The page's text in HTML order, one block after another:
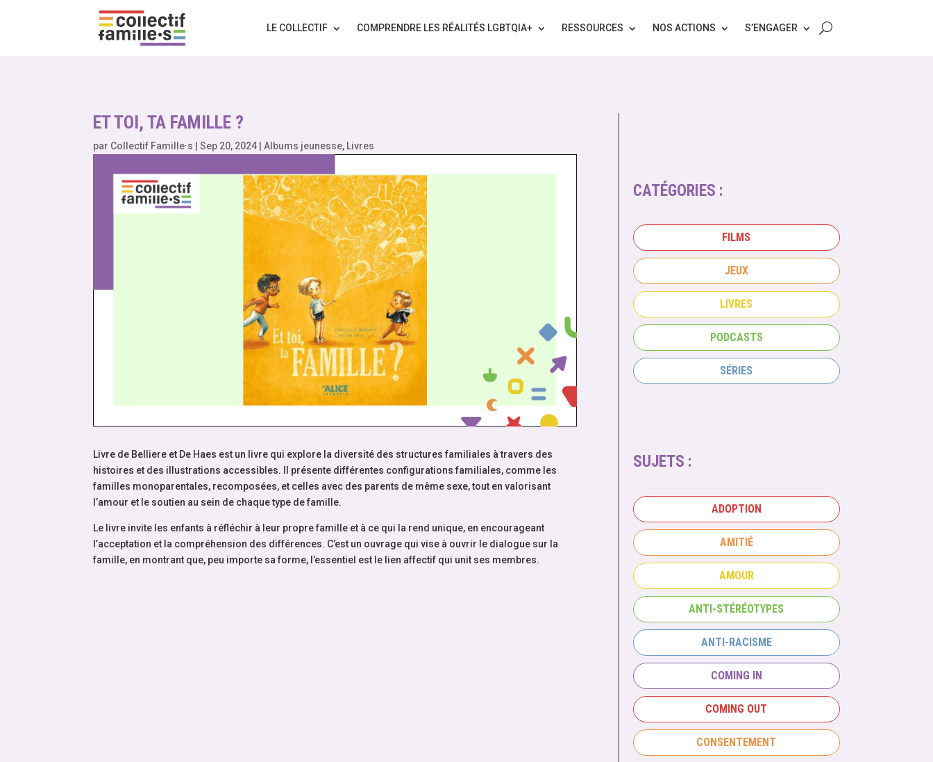
LE COLLECTIF COMPRENDRE LES RÉALITÉS LGBTQIA+ RESSOURCES NOS ACTIONS S’ENGAGER
ET TOI, TA FAMILLE ?
par Collectif Famille·s |Sep 20, 2024 |Albums jeunesse, Livres
Livre de Belliere et De Haes est un livre qui explore la diversité des structures familiales à travers des
histoires et des illustrations accessibles. Il présente différentes configurations familiales, comme les
familles monoparentales, recomposées, et celles avec des parents de même sexe, tout en valorisant
l’amour et le soutien au sein de chaque type de famille.
Le livre invite les enfants à réfléchir à leur propre famille et à ce qui la rend unique, en encourageant
l’acceptation et la compréhension des différences. C’est un ouvrage qui vise à ouvrir le dialogue sur la
famille, en montrant que, peu importe sa forme, l’essentiel est le lien affectif qui unit ses membres.
CATÉGORIES :
FILMS
JEUX
LIVRES
PODCASTS
SÉRIES
SUJETS :
ADOPTION
AMITIÉ
AMOUR
ANTI-STÉRÉOTYPES
ANTI-RACISME
COMING IN
COMING OUT
CONSENTEMENT